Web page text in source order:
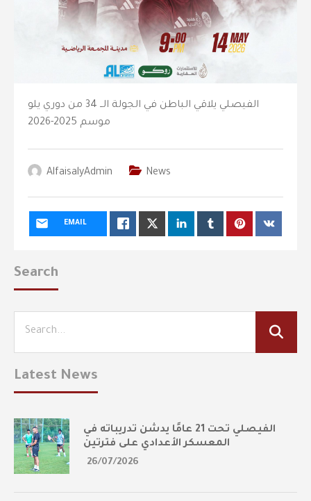
الفيصلي يلاقي الباطن في الجولة الــ 34 من دوري يلو
موسم 2025-2026
AlfaisalyAdmin News
EMAIL
Search
Latest News
الفيصلي تحت 21 عامًا يدشن تدريباته في
المعسكر الأعدادي على فترتين
26/07/2026